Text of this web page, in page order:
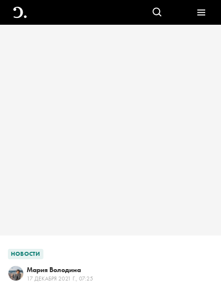
НОВОСТИ
Мария Володина
17 ДЕКАБРЯ 2021 Г., 07:25